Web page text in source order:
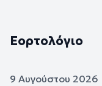
Εορτολόγιο
9 Αυγούστου 2026